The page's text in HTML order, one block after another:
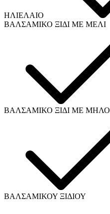
ΗΛΙΕΛΑΙΟ
ΒΑΛΣΑΜΙΚΟ ΞΙΔΙ ΜΕ ΜΕΛΙ
ΒΑΛΣΑΜΙΚΟ ΞΙΔΙ ΜΕ ΜΗΛΟ
ΒΑΛΣΑΜΙΚΟΥ ΞΙΔΙΟΥ